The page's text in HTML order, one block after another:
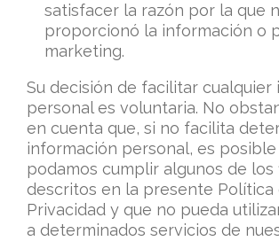
satisfacer la razón por la que
proporcionó la información o
marketing.
Su decisión de facilitar cualquier
personal es voluntaria. No
en cuenta que, si no facilita
información personal, es
podamos cumplir algunos de los
descritos en la presente Política
Privacidad y que no pueda
a determinados servicios de